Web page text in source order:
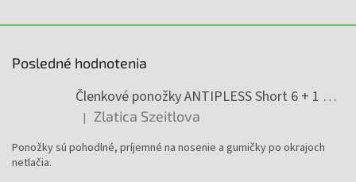
Posledné hodnotenia
Členkové ponožky ANTIPLESS Short 6 + 1 Zadarmo
Hodnotenie produktu je 5 z 5 hviezdičiek.
| Zlatica Szeitlova
Ponožky sú pohodlné, príjemné na nosenie a gumičky po okrajoch
netlačia.